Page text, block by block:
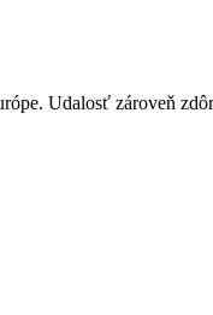
Udalosť zároveň